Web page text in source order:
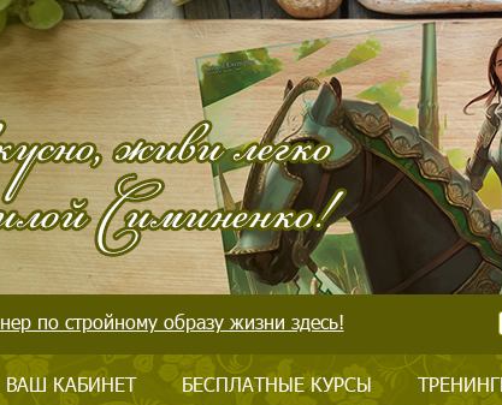
по стройному образу жизни здесь!
ВАШ КАБИНЕТ БЕСПЛАТНЫЕ КУРСЫ